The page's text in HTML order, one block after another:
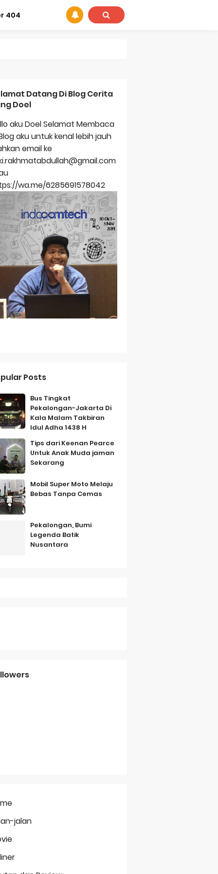
404
Tahan Lama
Bersahabat
Datang Di Blog Cerita
Doel
aku Doel Selamat Membaca
aku untuk kenal lebih jauh
email ke
wa.me/6285691578042
Posts
Bus Tingkat
Pekalongan-Jakarta Di
Kala Malam Takbiran
Idul Adha 1438 H
Tips dari Keenan Pearce
Untuk Anak Muda jaman
Sekarang
Mobil Super Moto Melaju
Bebas Tanpa Cemas
Pekalongan, Bumi
Legenda Batik
Nusantara
jalan